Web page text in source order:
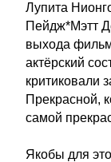
Лупита
Пейдж*Мэтт
выхода
актёрский
критиковали
Прекрасной,
самой
Якобы для